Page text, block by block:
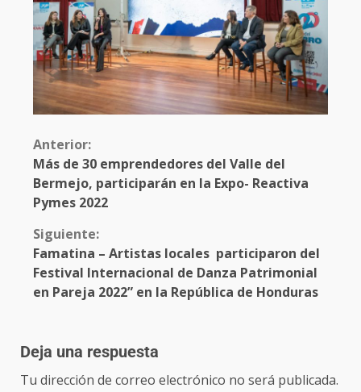
Anterior:
Más de 30 emprendedores del Valle del
Bermejo, participarán en la Expo- Reactiva
Pymes 2022
Siguiente:
Famatina – Artistas locales participaron del
Festival Internacional de Danza Patrimonial
en Pareja 2022” en la República de Honduras
Deja una respuesta
Tu dirección de correo electrónico no será publicada.